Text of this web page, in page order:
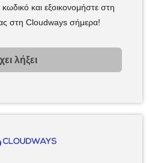
και εξοικονομήστε στη
στη Cloudways σήμερα!
λήξει